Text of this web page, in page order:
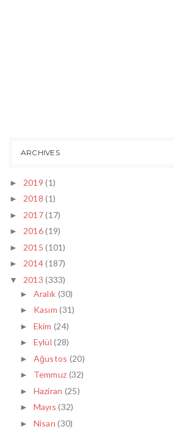
ARCHIVES
► 2019(1)
► 2018(1)
► 2017(17)
► 2016(19)
► 2015(101)
► 2014(187)
▼ 2013(333)
► Aralık (30)
► Kasım(31)
► Ekim(24)
► Eylül(28)
► Ağustos (20)
► Temmuz (32)
► Haziran (25)
► Mayıs(32)
► Nisan(30)